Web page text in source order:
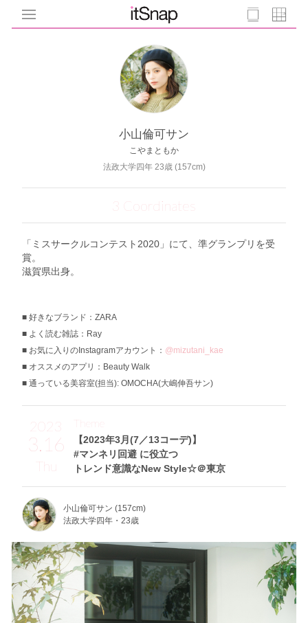
小山倫可サン
こやまともか
法政大学四年 23歳 (157cm)
3 Coordinates
「ミスサークルコンテスト2020」にて、準グランプリを受
賞。
滋賀県出身。
好きなブランド：ZARA
よく読む雑誌：Ray
お気に入りのInstagramアカウント： @mizutani_kae
オススメのアプリ：Beauty Walk
通っている美容室(担当): OMOCHA(大嶋伸吾サン)
2023
3.16
Thu
【2023年3月(7／13コーデ)】
#マンネリ回避 に役立つ
トレンド意識なNew Style☆＠東京
Theme
小山倫可サン (157cm)
法政大学四年・23歳